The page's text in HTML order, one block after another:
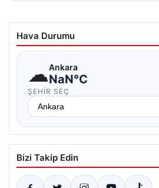
Hava Durumu
☁Ankara
NaN°C
ŞEHIR SEÇ
Bizi Takip Edin